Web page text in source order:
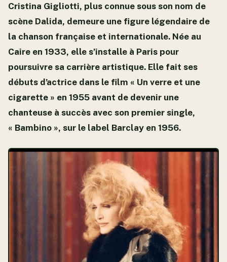
Cristina Gigliotti, plus connue sous son nom de
scène Dalida, demeure une figure légendaire de
la chanson française et internationale. Née au
Caire en 1933, elle s’installe à Paris pour
poursuivre sa carrière artistique. Elle fait ses
débuts d’actrice dans le film « Un verre et une
cigarette » en 1955 avant de devenir une
chanteuse à succès avec son premier single,
« Bambino », sur le label Barclay en 1956.